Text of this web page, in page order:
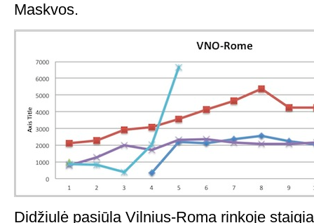
Maskvos.
Didžiulė pasiūla Vilnius-Roma rinkoje